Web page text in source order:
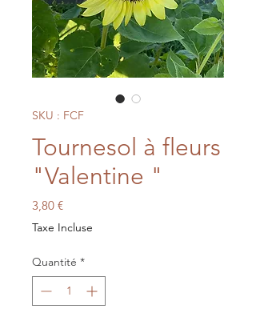
SKU : FCF
Tournesol à fleurs
"Valentine "
3,80 €Prix
Taxe Incluse
Quantité *